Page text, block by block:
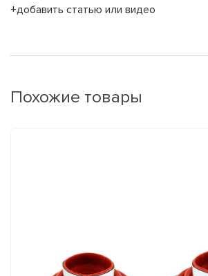
+добавить статью или видео
Похожие товары